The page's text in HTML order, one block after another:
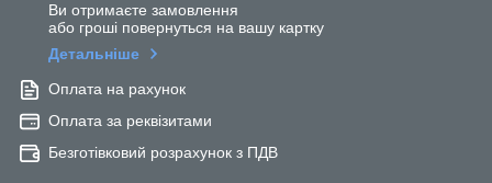
Ви отримаєте замовлення
або гроші повернуться на вашу картку
Детальніше
Оплата на рахунок
Оплата за реквізитами
Безготівковий розрахунок з ПДВ